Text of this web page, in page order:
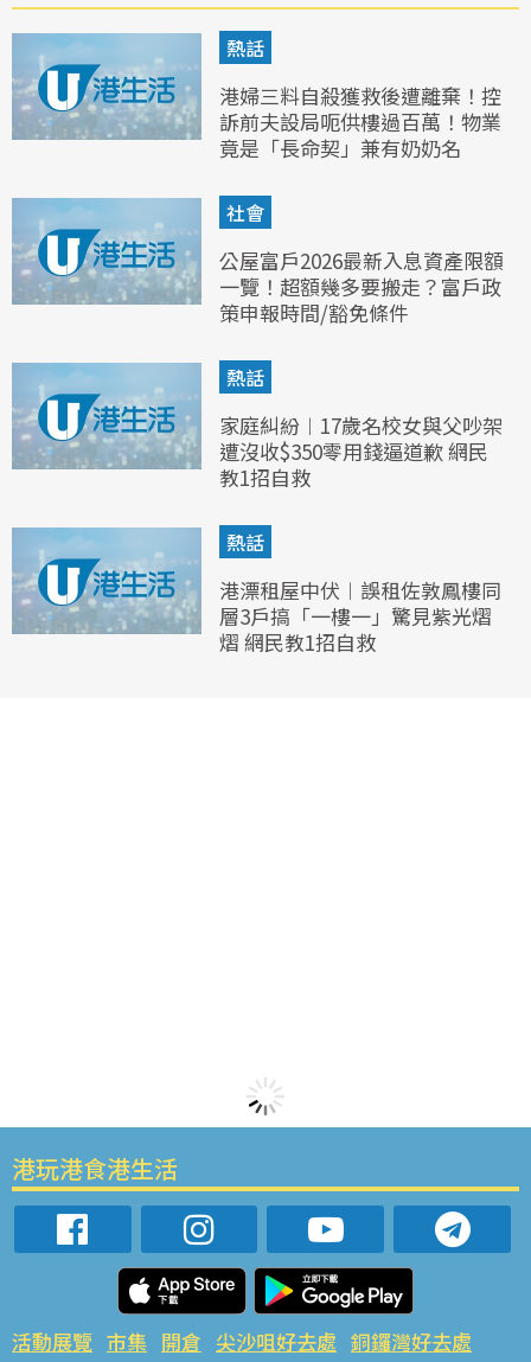
熱話
港婦三料自殺獲救後遭離棄！控
訴前夫設局呃供樓過百萬！物業
竟是「長命契」兼有奶奶名
社會
公屋富戶2026最新入息資產限額
一覽！超額幾多要搬走？富戶政
策申報時間/豁免條件
熱話
家庭糾紛︱17歲名校女與父吵架
遭沒收$350零用錢逼道歉 網民
教1招自救
熱話
港漂租屋中伏︱誤租佐敦鳳樓同
層3戶搞「一樓一」驚見紫光熠
熠 網民教1招自救
港玩港食港生活
活動展覽 市集 開倉 尖沙咀好去處 銅鑼灣好去處